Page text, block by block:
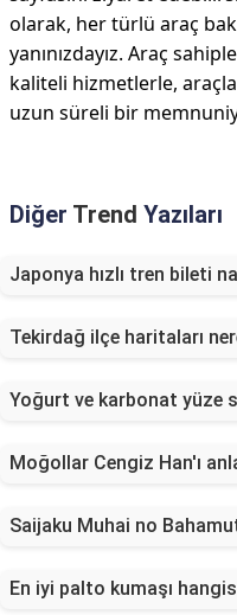
olarak, her türlü araç
yanınızdayız. Araç
kaliteli hizmetlerle,
uzun süreli bir
Diğer Trend Yazıları
Japonya hızlı tren bileti
Tekirdağ ilçe haritaları
Yoğurt ve karbonat yüze
Moğollar Cengiz Han'ı
Saijaku Muhai no
En iyi palto kumaşı